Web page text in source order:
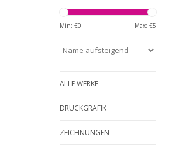
Min: €0 Max: €5
ALLE WERKE
DRUCKGRAFIK
ZEICHNUNGEN